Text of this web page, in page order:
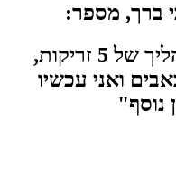
ברך, מספר:
"הטיפול באורטוקין הוא תהליך של 5 זריקות,
הכאבים ואני עכשיו
נוסף"